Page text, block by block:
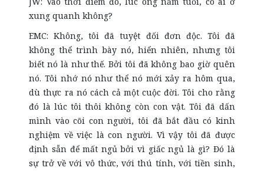
xung quanh không?
EMC: Không, tôi đã tuyệt đối đơn độc. Tôi đã
không thể trình bày nó, hiển nhiên, nhưng tôi
biết nó là như thế. Bởi tôi đã không bao giờ quên
nó. Tôi nhớ nó như thể nó mới xảy ra hôm qua,
dù thực ra nó cách cả một cuộc đời. Tôi cho rằng
đó là lúc tôi thôi không còn con vật. Tôi đã dấn
mình vào cõi con người, tôi đã bắt đầu có kinh
nghiệm về việc là con người. Vì vậy tôi đã được
định sẵn để mất ngủ bởi vì giấc ngủ là gì? Đó là
sự trở về với vô thức, với thú tính, với tiền sinh,